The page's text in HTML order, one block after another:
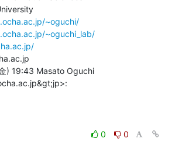
~oguchi/
~oguchi_lab/
) 19:43 Masato Oguchi
0
0